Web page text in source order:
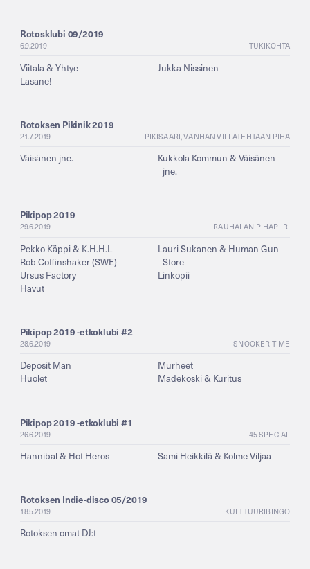
6.9.2019 TUKIKOHTA
Rotosklubi 09/2019
Viitala & Yhtye
Lasane!
Jukka Nissinen
21.7.2019 PIKISAARI, VANHAN VILLATEHTAAN PIHA
Rotoksen Pikinik 2019
Väisänen jne.
Kukkola Kommun & Väisänen
jne.
29.6.2019 RAUHALAN PIHAPIIRI
Pikipop 2019
Pekko Käppi & K.H.H.L
Rob Coffinshaker (SWE)
Ursus Factory
Havut
Lauri Sukanen & Human Gun
Store
Linkopii
28.6.2019 SNOOKER TIME
Pikipop 2019 -etkoklubi #2
Deposit Man
Huolet
Murheet
Madekoski & Kuritus
26.6.2019 45 SPECIAL
Pikipop 2019 -etkoklubi #1
Hannibal & Hot Heros Sami Heikkilä & Kolme Viljaa
18.5.2019 KULTTUURIBINGO
Rotoksen Indie-disco 05/2019
Rotoksen omat DJ:t